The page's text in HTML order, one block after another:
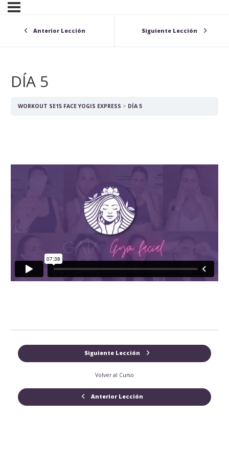
Anterior Lección Siguiente Lección
DÍA 5
WORKOUT SE15 FACE YOGIS EXPRESS DÍA 5
Anterior Lección
Volver al Curso
Siguiente Lección